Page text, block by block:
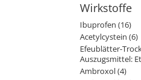
Wirkstoffe
Ibuprofen (16)
Acetylcystein (6)
Efeublätter-
Auszugsmittel:
Ambroxol (4)